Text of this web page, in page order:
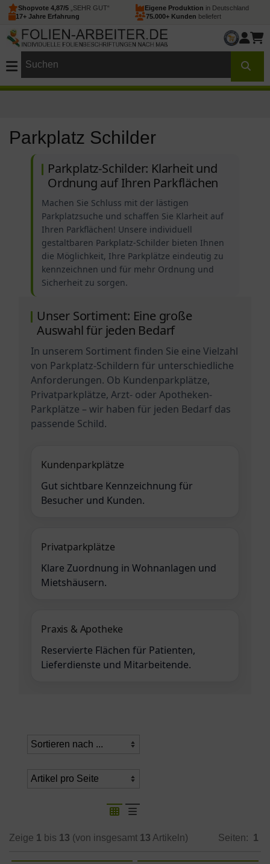
Shopvote 4,87/5 „SEHR GUT“ Eigene Produktion in Deutschland
17+ Jahre Erfahrung
75.000+ Kunden beliefert
Parkplatz Schilder
Parkplatz-Schilder: Klarheit und
Ordnung auf Ihren Parkflächen
Machen Sie Schluss mit der lästigen
Parkplatzsuche und schaffen Sie Klarheit auf
Ihren Parkflächen! Unsere individuell
gestaltbaren Parkplatz-Schilder bieten Ihnen
die Möglichkeit, Ihre Parkplätze eindeutig zu
kennzeichnen und für mehr Ordnung und
Sicherheit zu sorgen.
Unser Sortiment: Eine große
Auswahl für jeden Bedarf
In unserem Sortiment finden Sie eine Vielzahl
von Parkplatz-Schildern für unterschiedliche
Anforderungen. Ob Kundenparkplätze,
Privatparkplätze, Arzt- oder Apotheken-
Parkplätze – wir haben für jeden Bedarf das
passende Schild.
Kundenparkplätze
Gut sichtbare Kennzeichnung für
Besucher und Kunden.
Privatparkplätze
Klare Zuordnung in Wohnanlagen und
Mietshäusern.
Praxis & Apotheke
Reservierte Flächen für Patienten,
Lieferdienste und Mitarbeitende.
Zeige 1 bis 13 (von insgesamt 13 Artikeln) Seiten: 1